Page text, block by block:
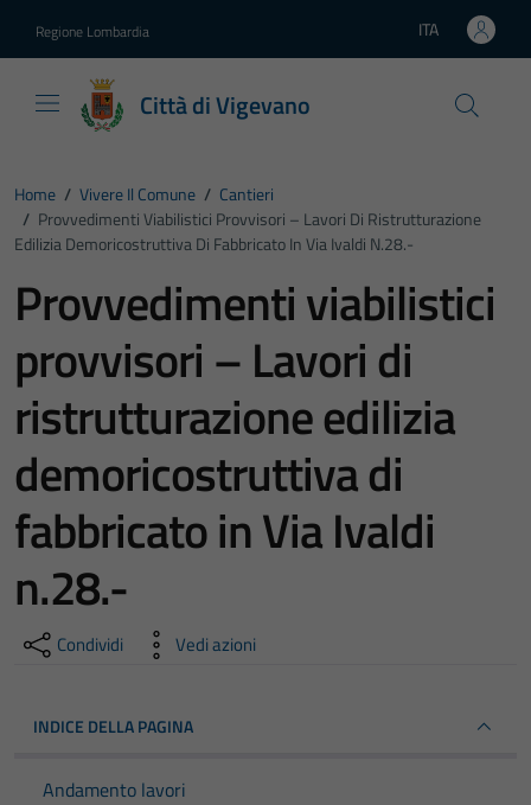
Regione Lombardia Lingua attiva:
ITA
Città di Vigevano
Home / Vivere Il Comune / Cantieri
/ Provvedimenti Viabilistici Provvisori – Lavori Di Ristrutturazione
Edilizia Demoricostruttiva Di Fabbricato In Via Ivaldi N.28.-
Provvedimenti viabilistici
provvisori – Lavori di
ristrutturazione edilizia
demoricostruttiva di
fabbricato in Via Ivaldi
n.28.-
Condividi Vedi azioni
INDICE DELLA PAGINA
Andamento lavori